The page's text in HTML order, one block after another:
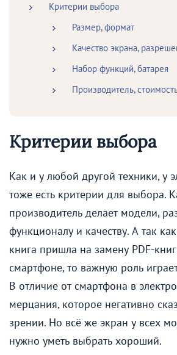
Критерии выбора
Размер, формат
Качество экрана,
Набор функций, батарея
Производитель,
Критерии выбора
Как и у любой другой техники, у
тоже есть критерии для выбора.
производитель делает модели,
функционалу и качеству. А так
книга пришла на замену PDF-
смартфоне, то важную роль
В отличие от смартфона в
мерцания, которое негативно
зрении. Но всё же экран у всех
нужно уметь выбрать хороший.